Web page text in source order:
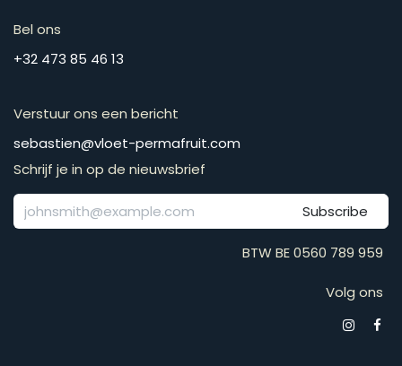
Bel ons
​​​​​​​​​​​​​​​​​​​​​​​+​3​2​ ​4​7​3​ ​8​5​ ​4​6​ ​1​3
Verstuur ons een bericht
​​​​​​​​​​​​​​​​​​​​​​​​​​​​s​e​b​a​s​t​i​e​n​@​v​l​o​e​t​-​p​e​r​m​a​f​r​u​it​.​c​o​m
Schrijf je in op de nieuwsbrief
Subscribe
BTW BE 0560 789 959
Volg ons